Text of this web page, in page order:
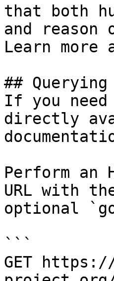
that both
and
Learn more
##
If you
directly
Perform an
URL with
optional
```
GET